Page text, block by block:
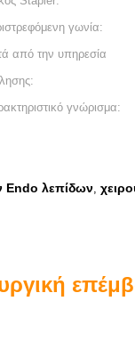
γωνία:
από την υπηρεσία
γνώρισμα:
Endo λεπίδων,